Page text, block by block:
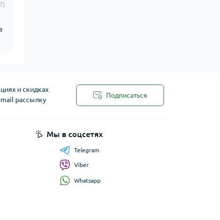
и скидках
рассылку
Подписаться
Мы в соцсетях
Telegram
Viber
Whatsapp